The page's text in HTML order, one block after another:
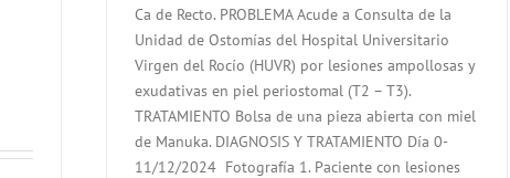
Ca de Recto. PROBLEMA Acude a Consulta de la
Unidad de Ostomías del Hospital Universitario
Virgen del Rocío (HUVR) por lesiones ampollosas y
exudativas en piel periostomal (T2 – T3).
TRATAMIENTO Bolsa de una pieza abierta con miel
de Manuka. DIAGNOSIS Y TRATAMIENTO Día 0-
11/12/2024 Fotografía 1. Paciente con lesiones